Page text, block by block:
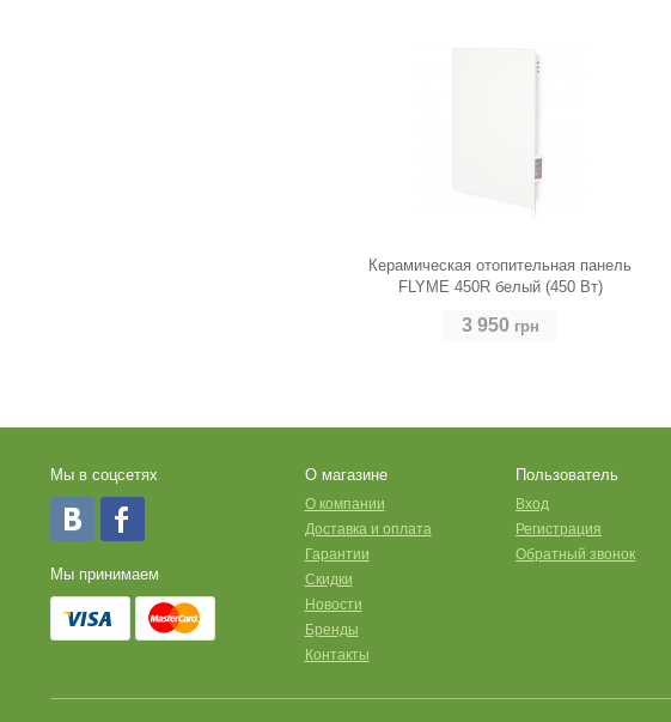
Керамическая отопительная панель
FLYME 450R белый (450 Вт)
3 950 грн
Мы в соцсетях
Мы принимаем
О магазине
O компании
Доставка и оплата
Гарантии
Скидки
Новости
Бренды
Контакты
Пользователь
Вход
Регистрация
Обратный звонок